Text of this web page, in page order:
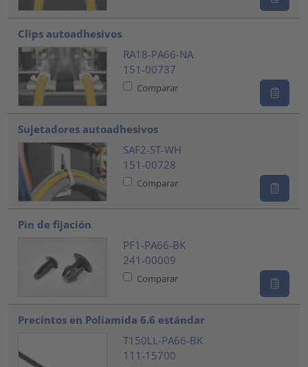
Clips autoadhesivos
RA18-PA66-NA
151-00737
Comparar
Sujetadores autoadhesivos
SAF2-ST-WH
151-00728
Comparar
Pin de fijación
PF1-PA66-BK
241-00009
Comparar
Precintos en Poliamida 6.6 estándar
T150LL-PA66-BK
111-15700